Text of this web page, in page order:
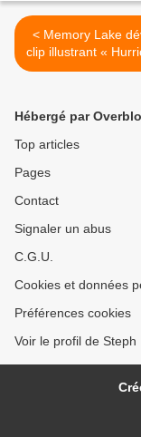
< Memory Lake dévoile le
clip illustrant «
Hébergé par
Top articles
Pages
Contact
Signaler un abus
C.G.U.
Cookies et données
Préférences cookies
Voir le profil de